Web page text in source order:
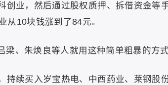
创业，然后通过股权质押、拆借资金等
从10块钱涨到了84元。
、朱焕良等人就用这种简单粗暴的方式
持续买入岁宝热电、中西药业、莱钢股